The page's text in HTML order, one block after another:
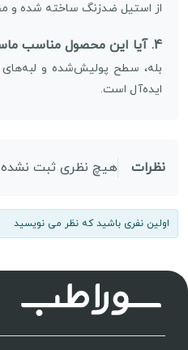
از استیل ضدزنگ ساخته شده و
4. آیا این محصول مناسب ماساژ حرفه‌ای است؟
بله، سطح پولیش‌شده و
ایده‌آل است.
نظرات هیچ نظری ثبت
اولین نفری باشید که نظر می نویسید